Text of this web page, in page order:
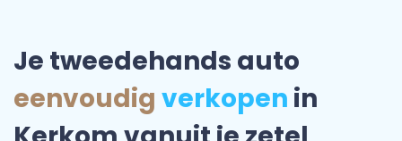
Je tweedehands auto
eenvoudig verkopen in